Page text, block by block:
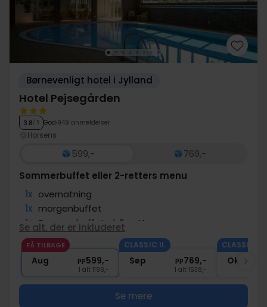
more.
Børnevenligt hotel i Jylland
Hotel Pejsegården
3.8/ 5 God 949 anmeldelser
Horsens
599,-
769,-
Sommerbuffet eller 2-retters menu
1x overnatning
1x morgenbuffet
1x Sommerbuffet el. 2-retter
∞ Gratis kaffe under opholdet
∞ Gratis parkering og internet
Se alt, der er inkluderet
FÅ TILBAGE
Aug pp599,-
I alt 1198,-
CLASSIC II.
Sep pp769,-
I alt 1538,-
CLASSIC II.
Okt
Se mere